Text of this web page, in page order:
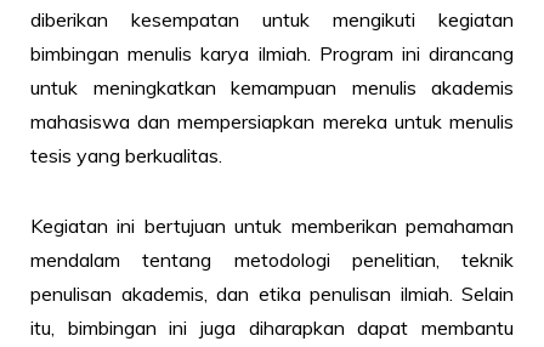
diberikan kesempatan untuk mengikuti kegiatan
bimbingan menulis karya ilmiah. Program ini dirancang
untuk meningkatkan kemampuan menulis akademis
mahasiswa dan mempersiapkan mereka untuk menulis
tesis yang berkualitas.
Kegiatan ini bertujuan untuk memberikan pemahaman
mendalam tentang metodologi penelitian, teknik
penulisan akademis, dan etika penulisan ilmiah. Selain
itu, bimbingan ini juga diharapkan dapat membantu